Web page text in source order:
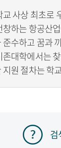
교 사상 최초로
창하는 항공산
준수하고 꿈과
존대학에서는
지원 절차는 학
검